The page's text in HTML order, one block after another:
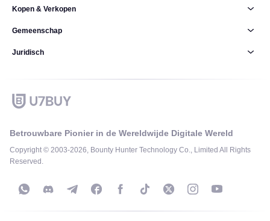
Betrouwbare Pionier in de Wereldwijde Digitale Wereld
Copyright © 2003-2026, Bounty Hunter Technology Co., Limited All Rights
Reserved.
Kopen & Verkopen
Gemeenschap
Juridisch